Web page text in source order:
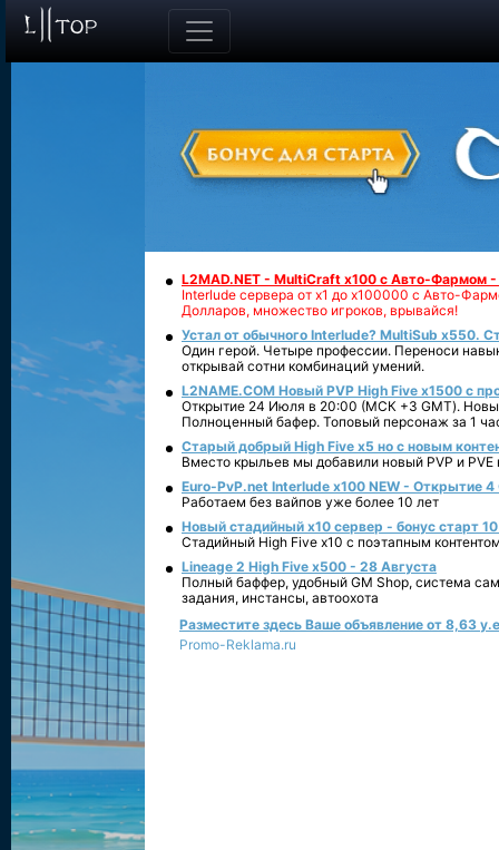
L2MAD.NET - MultiCraft x100 с Авто-Фармом
Interlude сервера от х1 до х100000 с Авто-
Долларов, множество игроков, врывайся!
Устал от обычного Interlude? MultiSub x550.
Один герой. Четыре профессии. Переноси
открывай сотни комбинаций умений.
L2NAME.COM Новый PVP High Five x1500 с
Открытие 24 Июля в 20:00 (МСК +3 GMT).
Полноценный бафер. Топовый персонаж за 1
Старый добрый High Five x5 но с новым
Вместо крыльев мы добавили новый PVP и PVE
Euro-PvP.net Interlude х100 NEW - Открытие 4
Работаем без вайпов уже более 10 лет
Новый стадийный х10 сервер - бонус старт
Стадийный High Five x10 с поэтапным
Lineage 2 High Five x500 - 28 Августа
Полный баффер, удобный GM Shop, система
задания, инстансы, автоохота
Разместите здесь Ваше объявление от 8,63
Promo-Reklama.ru